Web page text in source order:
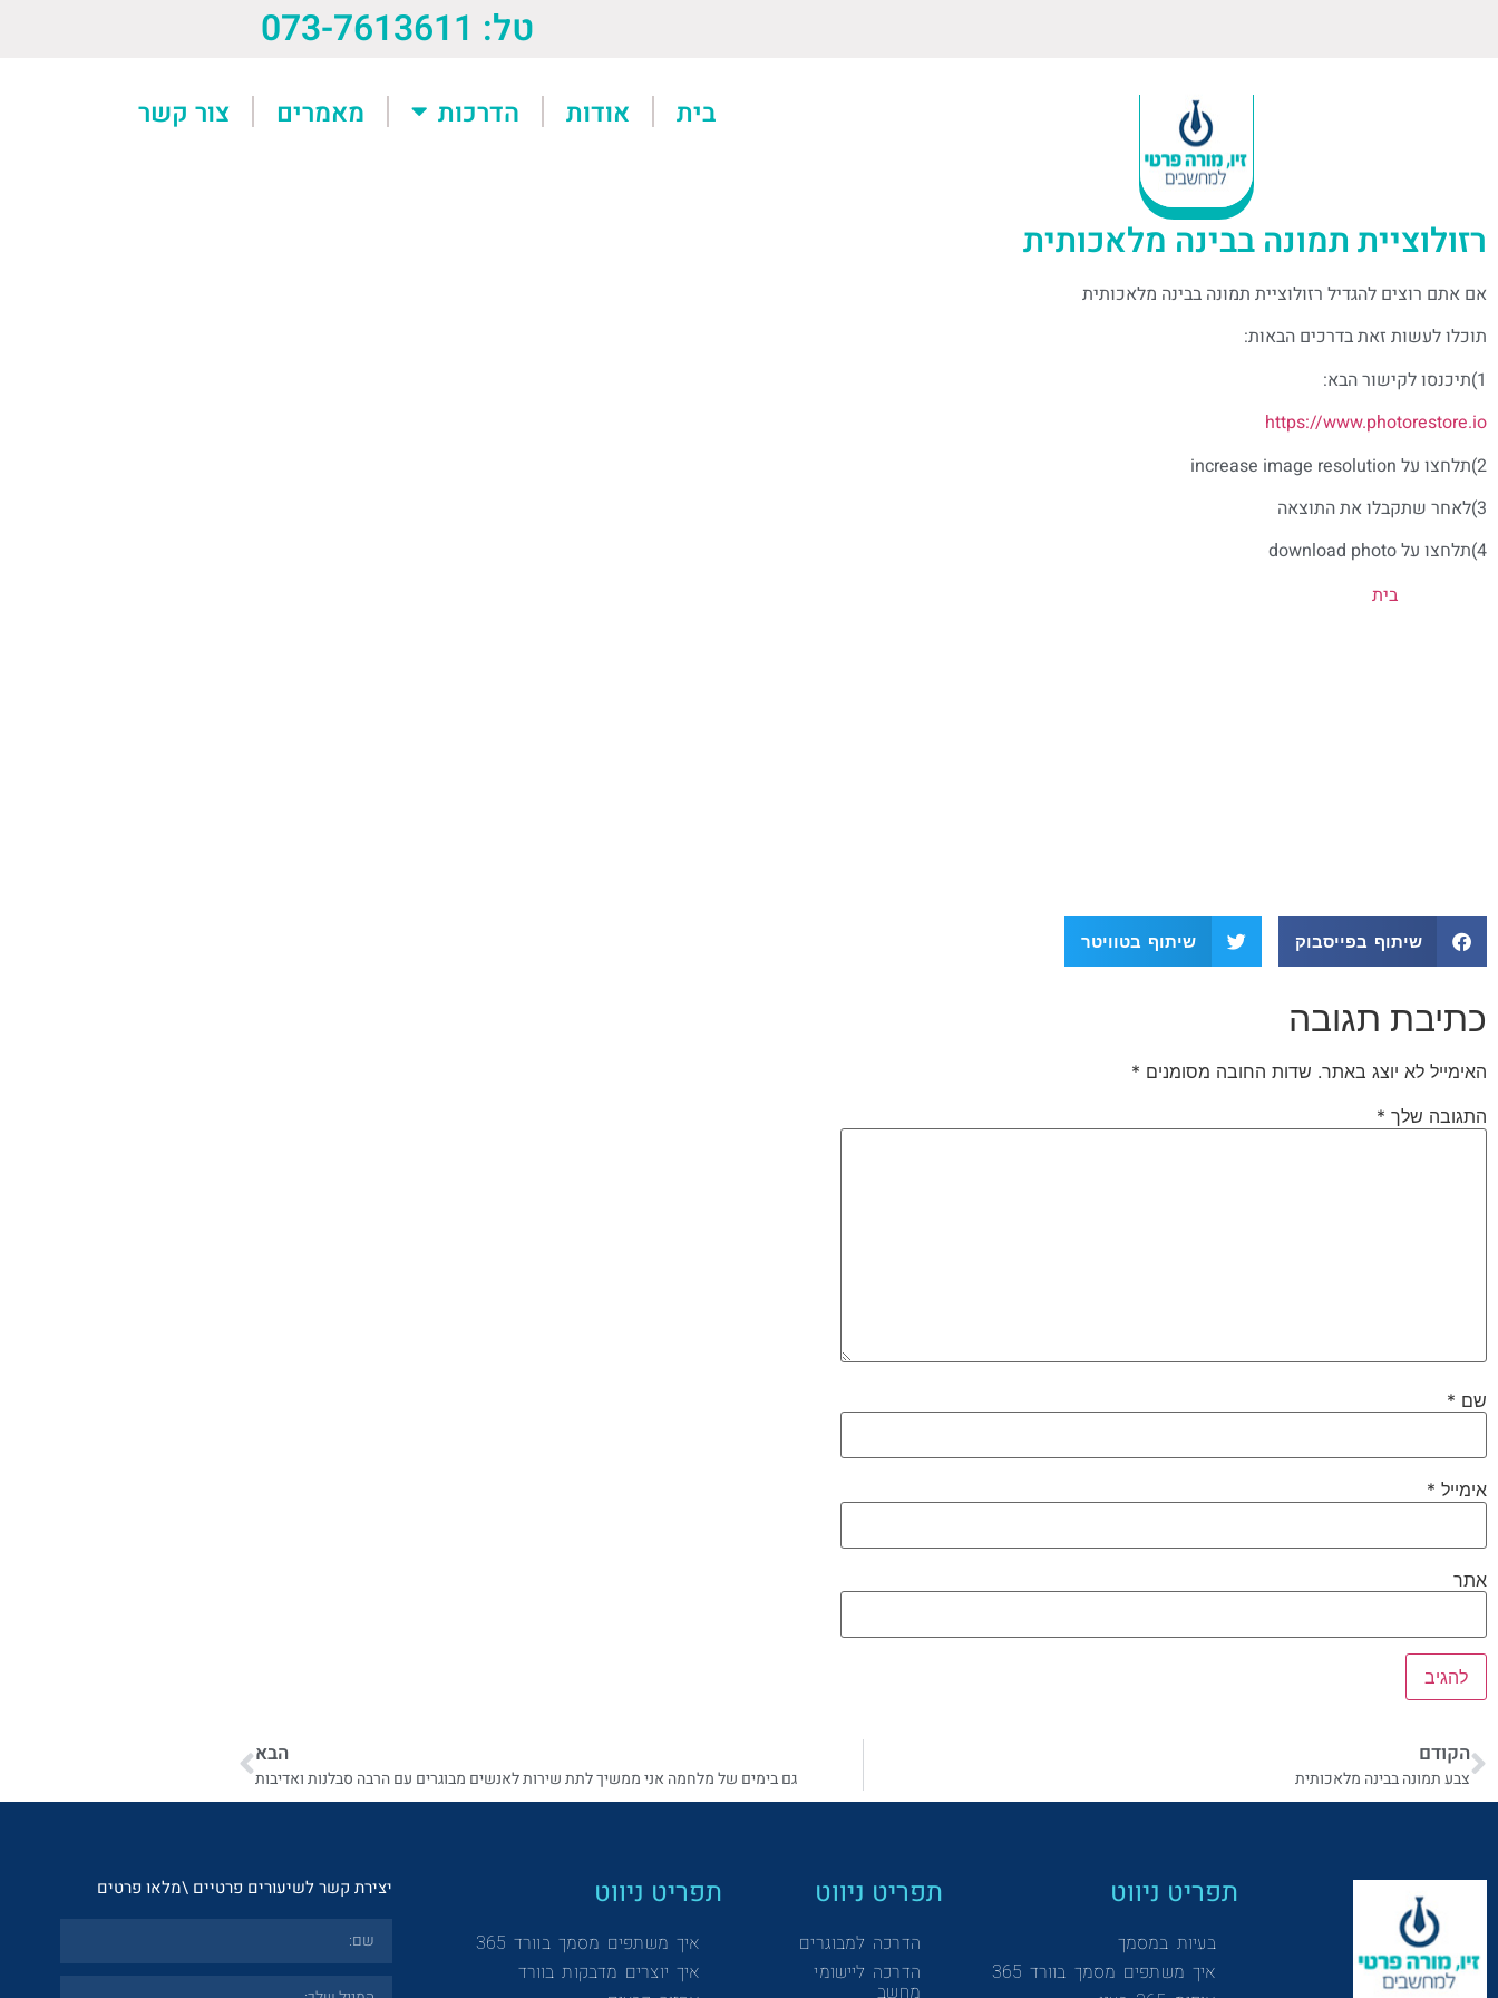
טל: 073-7613611
בית אודות הדרכות מאמרים צור קשר
רזולוציית תמונה בבינה מלאכותית
אם אתם רוצים להגדיל רזולוציית תמונה בבינה מלאכותית
תוכלו לעשות זאת בדרכים הבאות:
1)תיכנסו לקישור הבא:
https://www.photorestore.io
2)תלחצו על increase image resolution
3)לאחר שתקבלו את התוצאה
4)תלחצו על download photo
בית
שיתוף בפייסבוק שיתוף בטוויטר
כתיבת תגובה
האימייל לא יוצג באתר. שדות החובה מסומנים *
התגובה שלך *
שם *
אימייל *
אתר
הקודם
צבע תמונה בבינה מלאכותית
הבא
גם בימים של מלחמה אני ממשיך לתת שירות לאנשים מבוגרים עם הרבה סבלנות ואדיבות
תפריט ניווט
בעיות במסמך
איך משתפים מסמך בוורד 365
תפריט ניווט
הדרכה למבוגרים
הדרכה ליישומי
מחשב
תפריט ניווט
איך משתפים מסמך בוורד 365
איך יוצרים מדבקות בוורד
יצירת קשר לשיעורים פרטיים \מלאו פרטים